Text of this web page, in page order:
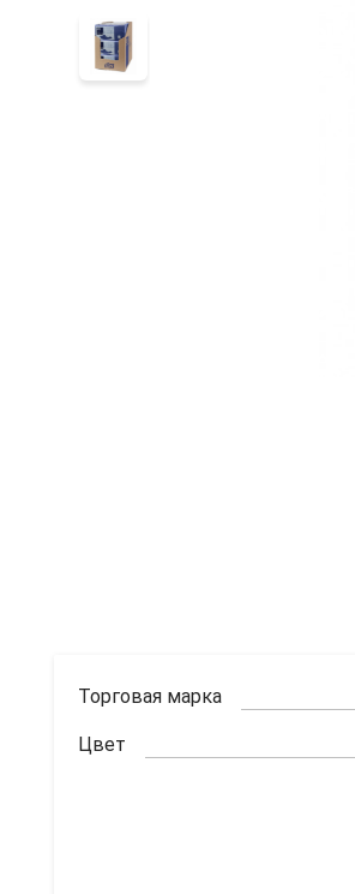
Торговая марка
Цвет